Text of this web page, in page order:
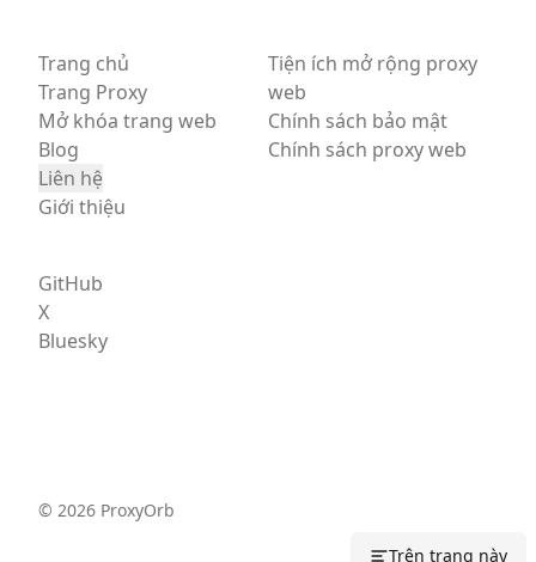
Trên trang này
Trang chủ
Trang Proxy
Mở khóa trang web
Blog
Liên hệ
Giới thiệu
Tiện ích mở rộng proxy
web
Chính sách bảo mật
Chính sách proxy web
GitHub
X
Bluesky
© 2026 ProxyOrb